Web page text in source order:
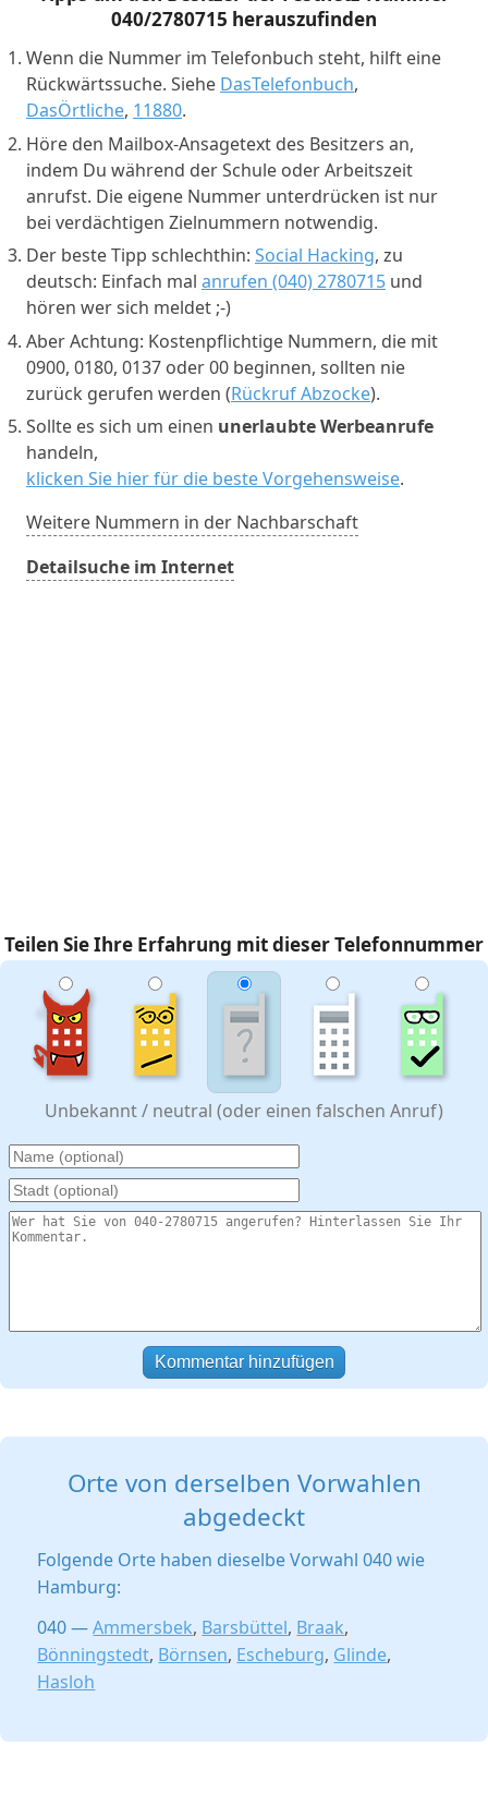
040/2780715 herauszufinden
Wenn die Nummer im Telefonbuch steht, hilft eine
Rückwärtssuche. Siehe DasTelefonbuch,
DasÖrtliche, 11880.
Höre den Mailbox-Ansagetext des Besitzers an,
indem Du während der Schule oder Arbeitszeit
anrufst. Die eigene Nummer unterdrücken ist nur
bei verdächtigen Zielnummern notwendig.
Der beste Tipp schlechthin: Social Hacking, zu
deutsch: Einfach mal anrufen (040) 2780715 und
hören wer sich meldet ;-)
Aber Achtung: Kostenpflichtige Nummern, die mit
0900, 0180, 0137 oder 00 beginnen, sollten nie
zurück gerufen werden (Rückruf Abzocke).
Sollte es sich um einen unerlaubte Werbeanrufe
handeln,
klicken Sie hier für die beste Vorgehensweise.
Weitere Nummern in der Nachbarschaft
Detailsuche im Internet
Teilen Sie Ihre Erfahrung mit dieser Telefonnummer
Unbekannt / neutral (oder einen falschen Anruf)
Kommentar hinzufügen
Orte von derselben Vorwahlen
abgedeckt
Folgende Orte haben dieselbe Vorwahl 040 wie
Hamburg:
040 —Ammersbek, Barsbüttel, Braak,
Bönningstedt, Börnsen, Escheburg, Glinde,
Hasloh